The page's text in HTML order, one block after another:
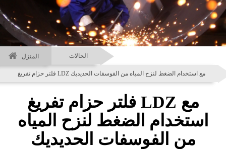
المنزل الحالات
فلتر حزام تفريغ LDZ مع استخدام الضغط لنزح المياه من الفوسفات الحديديك
فلتر حزام تفريغ LDZ مع
استخدام الضغط لنزح المياه
من الفوسفات الحديديك